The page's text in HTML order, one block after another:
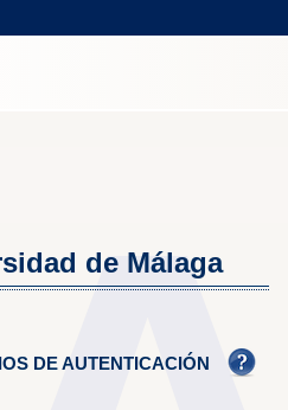
de Málaga
DE AUTENTICACIÓN